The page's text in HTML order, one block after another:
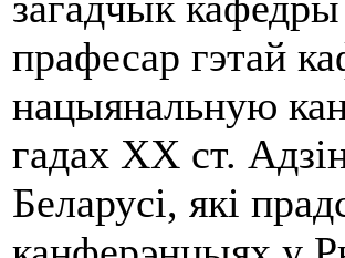
прафесар гэтай
нацыянальную
гадах ХХ ст.
Беларусі, які